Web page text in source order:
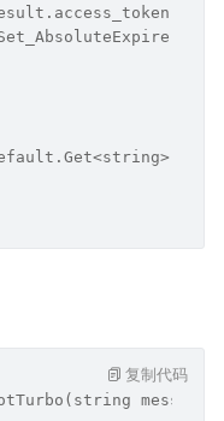
message)
复制代码